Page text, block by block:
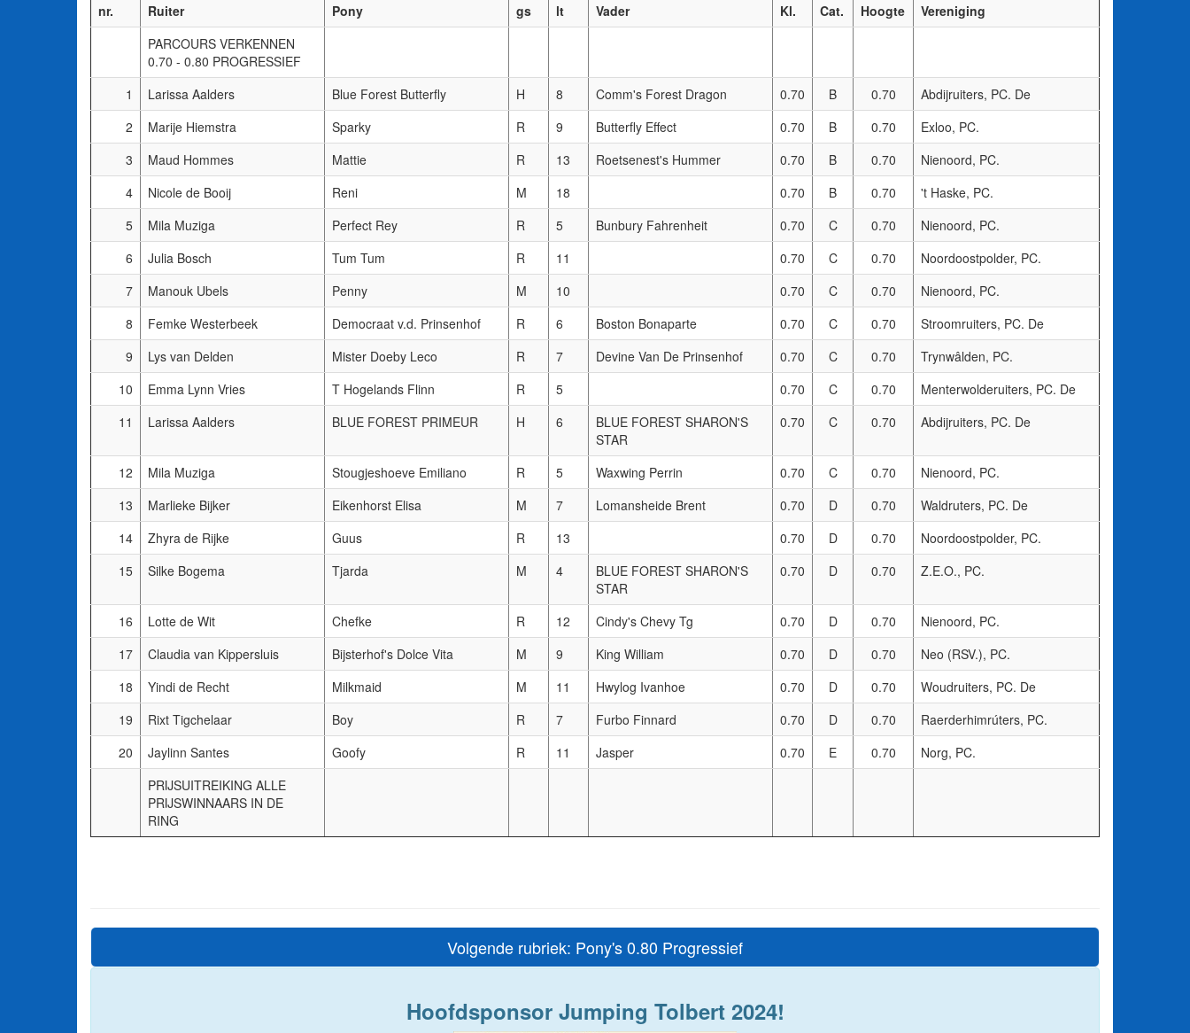
nr. Ruiter Pony gs lt Vader Kl. Cat. Hoogte
Vereniging
PARCOURS VERKENNEN
0.70 - 0.80 PROGRESSIEF
1
Larissa Aalders Blue Forest Butterfly H 8 Comm's Forest Dragon 0.70 B 0.70
Abdijruiters, PC. De
2
Marije Hiemstra Sparky R 9 Butterfly Effect 0.70 B 0.70
Exloo, PC.
3
Maud Hommes Mattie R 13 Roetsenest's Hummer 0.70 B 0.70
Nienoord, PC.
4
Nicole de Booij Reni M 18 0.70 B 0.70
't Haske, PC.
5
Mila Muziga Perfect Rey R 5 Bunbury Fahrenheit 0.70 C 0.70
Nienoord, PC.
6
Julia Bosch Tum Tum R 11 0.70 C 0.70
Noordoostpolder, PC.
7
Manouk Ubels Penny M 10 0.70 C 0.70
Nienoord, PC.
8
Femke Westerbeek Democraat v.d. Prinsenhof R 6 Boston Bonaparte 0.70 C 0.70
Stroomruiters, PC. De
9
Lys van Delden Mister Doeby Leco R 7 Devine Van De Prinsenhof 0.70 C 0.70
Trynwâlden, PC.
10
Emma Lynn Vries T Hogelands Flinn R 5 0.70 C 0.70
Menterwolderuiters, PC. De
11
Larissa Aalders BLUE FOREST PRIMEUR H 6
BLUE FOREST SHARON'S
STAR
0.70 C 0.70 Abdijruiters, PC. De
12 Mila Muziga Stougjeshoeve Emiliano R 5 Waxwing Perrin 0.70 C 0.70
Nienoord, PC.
13
Marlieke Bijker Eikenhorst Elisa M 7 Lomansheide Brent 0.70 D 0.70
Waldruters, PC. De
14
Zhyra de Rijke Guus R 13 0.70 D 0.70
Noordoostpolder, PC.
15
Silke Bogema Tjarda M 4
BLUE FOREST SHARON'S
STAR
0.70 D 0.70 Z.E.O., PC.
16 Lotte de Wit Chefke R 12 Cindy's Chevy Tg 0.70 D 0.70
Nienoord, PC.
17
Claudia van Kippersluis Bijsterhof's Dolce Vita M 9 King William 0.70 D 0.70
Neo (RSV.), PC.
18
Yindi de Recht Milkmaid M 11 Hwylog Ivanhoe 0.70 D 0.70
Woudruiters, PC. De
19
Rixt Tigchelaar Boy R 7 Furbo Finnard 0.70 D 0.70
Raerderhimrúters, PC.
20
Jaylinn Santes Goofy R 11 Jasper 0.70 E 0.70
Norg, PC.
PRIJSUITREIKING ALLE
PRIJSWINNAARS IN DE
RING
Volgende rubriek: Pony's 0.80 Progressief
Hoofdsponsor Jumping Tolbert 2024!